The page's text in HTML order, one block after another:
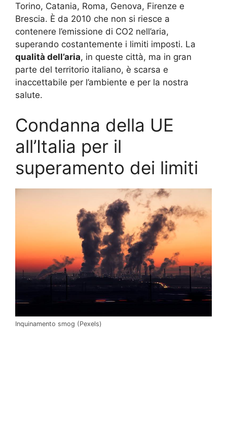
Torino, Catania, Roma, Genova, Firenze e
Brescia. È da 2010 che non si riesce a
contenere l’emissione di CO2 nell’aria,
superando costantemente i limiti imposti. La
qualità dell’aria, in queste città, ma in gran
parte del territorio italiano, è scarsa e
inaccettabile per l’ambiente e per la nostra
salute.
Condanna della UE
all’Italia per il
superamento dei limiti
Inquinamento smog (Pexels)